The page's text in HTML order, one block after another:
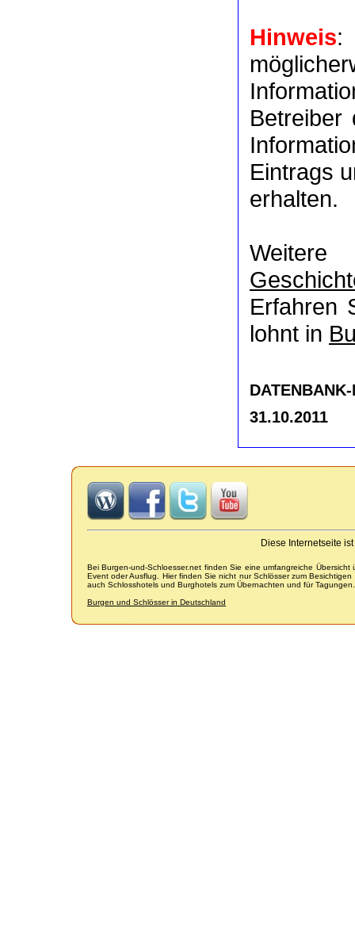
Hinweis:
Eintrags
erhalten.
Weitere
Erfahren
lohnt in
31.10.2011
Diese Internetseite
Bei Burgen-und-Schloesser.net finden Sie eine umfangreiche
Event oder Ausflug. Hier finden Sie nicht nur Schlösser zum
auch Schlosshotels und Burghotels zum Übernachten und für Tagungen.
Burgen und Schlösser in Deutschland